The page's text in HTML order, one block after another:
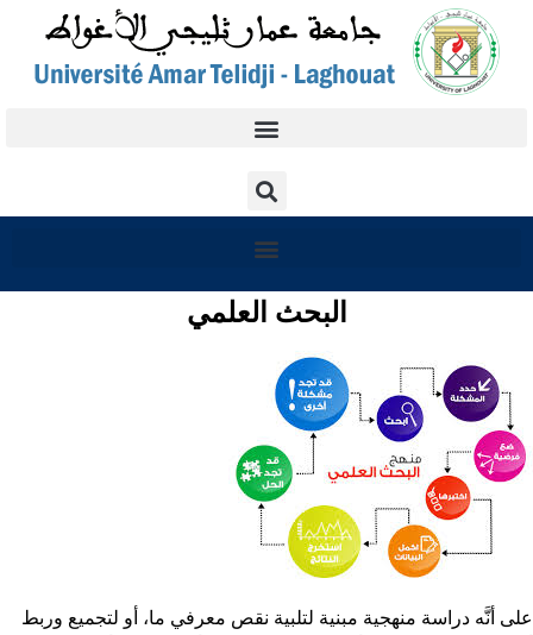
البحث العلمي
على أنَّه دراسة منهجية مبنية لتلبية نقص معرفي ما، أو لتجميع وربط